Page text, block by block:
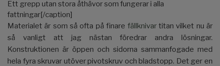
Ett grepp utan stora åthävor som fungerar i alla
fattningar[/caption]
Materialet är som så ofta på finare fällknivartitan vilket nu är
så vanligt att jag nästan föredrar andra lösningar.
Konstruktionen är öppen och sidorna sammanfogade med
hela fyra skruvar utöver pivotskruv och bladstopp. Det ger en